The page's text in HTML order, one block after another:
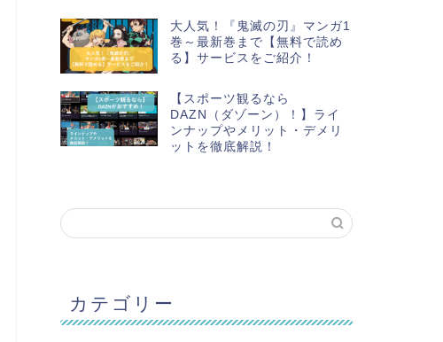
大人気！『鬼滅の刃』マンガ1
巻～最新巻まで【無料で読め
る】サービスをご紹介！
【スポーツ観るなら
DAZN（ダゾーン）！】ライ
ンナップやメリット・デメリ
ットを徹底解説！
カテゴリー